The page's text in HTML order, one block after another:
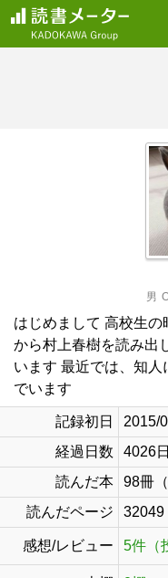
男
はじめまして 高校生
から村上春樹を読み出
います 最近では、知
でいます
記録初日
2015/
経過日数
4026
読んだ本
98冊
読んだページ
32049
感想/レビュー 5件（